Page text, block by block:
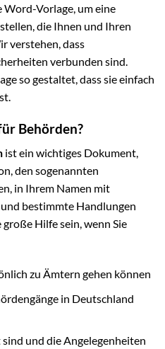
Word-Vorlage, um eine
die Ihnen und Ihren
verstehen, dass
verbunden sind.
so gestaltet, dass sie einfach
Behörden?
ist ein wichtiges Dokument,
den sogenannten
in Ihrem Namen mit
bestimmte Handlungen
Hilfe sein, wenn Sie
zu Ämtern gehen können
in Deutschland
und die Angelegenheiten